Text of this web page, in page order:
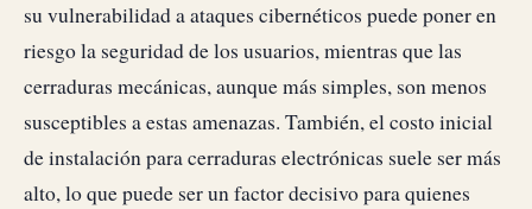
su vulnerabilidad a ataques cibernéticos puede poner en
riesgo la seguridad de los usuarios, mientras que las
cerraduras mecánicas, aunque más simples, son menos
susceptibles a estas amenazas. También, el costo inicial
de instalación para cerraduras electrónicas suele ser más
alto, lo que puede ser un factor decisivo para quienes